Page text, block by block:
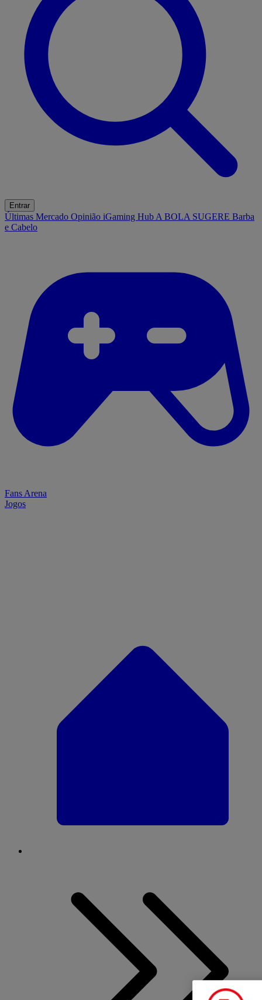
Entrar
Últimas Mercado Opinião iGaming Hub A BOLA SUGERE Barba
e Cabelo
Fans Arena
Jogos